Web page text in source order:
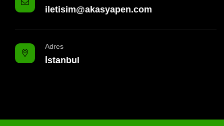
iletisim@akasyapen.com
Adres
İstanbul